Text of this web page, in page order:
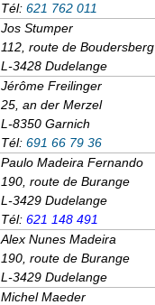
Tél: 621 762 011
Jos Stumper
112, route de Boudersberg
L-3428 Dudelange
Jérôme Freilinger
25, an der Merzel
L-8350 Garnich
Tél: 691 66 79 36
Paulo Madeira Fernando
190, route de Burange
L-3429 Dudelange
Tél: 621 148 491
Alex Nunes Madeira
190, route de Burange
L-3429 Dudelange
Michel Maeder